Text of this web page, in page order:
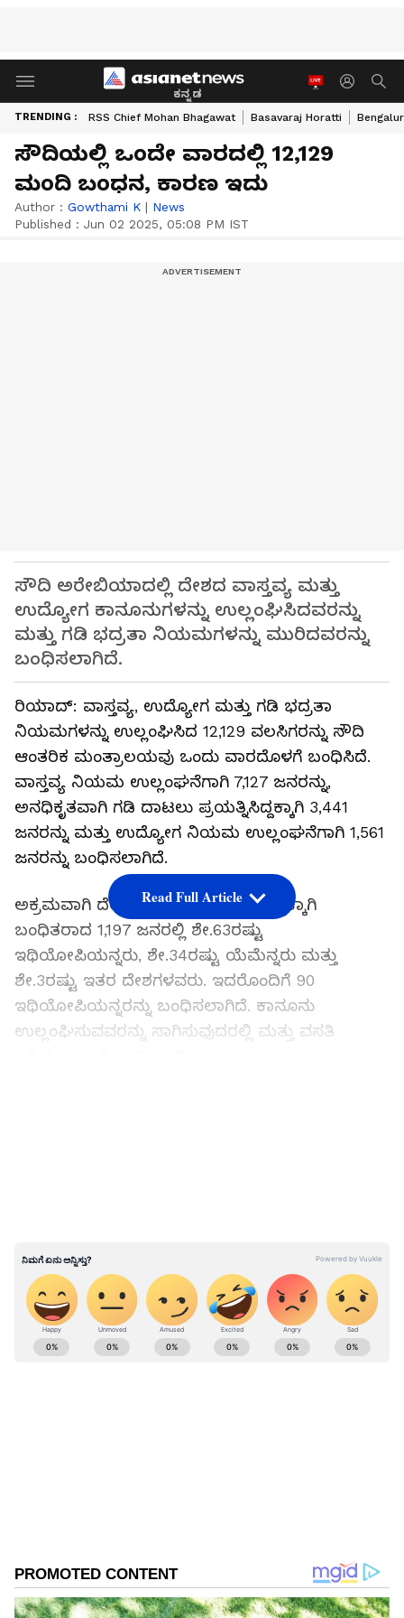
ಕನ್ನಡ
TRENDING : RSS Chief Mohan Bhagawat Basavaraj Horatti
ಸೌದಿಯಲ್ಲಿ ಒಂದೇ ವಾರದಲ್ಲಿ 12,129
ಮಂದಿ ಬಂಧನ, ಕಾರಣ ಇದು
Author : Gowthami K | News
Published : Jun 02 2025, 05:08 PM IST
ಸೌದಿ ಅರೇಬಿಯಾದಲ್ಲಿ ದೇಶದ ವಾಸ್ತವ್ಯ ಮತ್ತು
ಉದ್ಯೋಗ ಕಾನೂನುಗಳನ್ನು ಉಲ್ಲಂಘಿಸಿದವರನ್ನು
ಮತ್ತು ಗಡಿ ಭದ್ರತಾ ನಿಯಮಗಳನ್ನು ಮುರಿದವರನ್ನು
ಬಂಧಿಸಲಾಗಿದೆ.
ರಿಯಾದ್: ವಾಸ್ತವ್ಯ, ಉದ್ಯೋಗ ಮತ್ತು ಗಡಿ ಭದ್ರತಾ
ನಿಯಮಗಳನ್ನು ಉಲ್ಲಂಘಿಸಿದ 12,129 ವಲಸಿಗರನ್ನು ಸೌದಿ
ಆಂತರಿಕ ಮಂತ್ರಾಲಯವು ಒಂದು ವಾರದೊಳಗೆ ಬಂಧಿಸಿದೆ.
ವಾಸ್ತವ್ಯ ನಿಯಮ ಉಲ್ಲಂಘನೆಗಾಗಿ 7,127 ಜನರನ್ನು,
ಅನಧಿಕೃತವಾಗಿ ಗಡಿ ದಾಟಲು ಪ್ರಯತ್ನಿಸಿದ್ದಕ್ಕಾಗಿ 3,441
ಜನರನ್ನು ಮತ್ತು ಉದ್ಯೋಗ ನಿಯಮ ಉಲ್ಲಂಘನೆಗಾಗಿ 1,561
ಜನರನ್ನು ಬಂಧಿಸಲಾಗಿದೆ.
ಅಕ್ರಮವಾಗಿ ದೇಶಕ್ಕೆ ಪ್ರವೇಶಿಸಲು ಯತ್ನಿಸಿದ್ದಕ್ಕಾಗಿ
ಬಂಧಿತರಾದ 1,197 ಜನರಲ್ಲಿ ಶೇ.63ರಷ್ಟು
ಇಥಿಯೋಪಿಯನ್ನರು, ಶೇ.34ರಷ್ಟು ಯೆಮೆನ್ನರು ಮತ್ತು
ಶೇ.3ರಷ್ಟು ಇತರ ದೇಶಗಳವರು. ಇದರೊಂದಿಗೆ 90
ಇಥಿಯೋಪಿಯನ್ನರನ್ನು ಬಂಧಿಸಲಾಗಿದೆ. ಕಾನೂನು
ಉಲ್ಲಂಘಿಸುವವರನ್ನು ಸಾಗಿಸುವುದರಲ್ಲಿ ಮತ್ತು ವಸತಿ
ವಶಪಡಿಸಿಕೊಳ್ಳಲಾಗುತ್ತದೆ ಎಂದು ಮಂತ್ರಾಲಯ ತಿಳಿಸಿದೆ.
ಅನುಮಾನಾಸ್ಪದ ಕಾನೂನು ಉಲ್ಲಂಘನೆಗಳನ್ನು ಮಕ್ಕಾ ಮತ್ತು
ರಿಯಾದ್ ಪ್ರದೇಶಗಳಲ್ಲಿ 911 ಟೋಲ್ ಫ್ರೀ ಸಂಖ್ಯೆಗೆ ಮತ್ತು
ದೇಶದ ಇತರ ಭಾಗಗಳಲ್ಲಿ 999 ಅಥವಾ 996 ಸಂಖ್ಯೆಗೆ ವರದಿ
ಮಾಡಬಹುದು.
Read Full Article
ABOUT THE AUTHOR